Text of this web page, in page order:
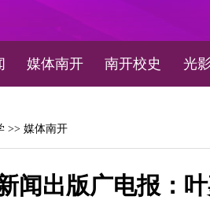
媒体南开 南开校史 光
>> 媒体南开
闻出版广电报：